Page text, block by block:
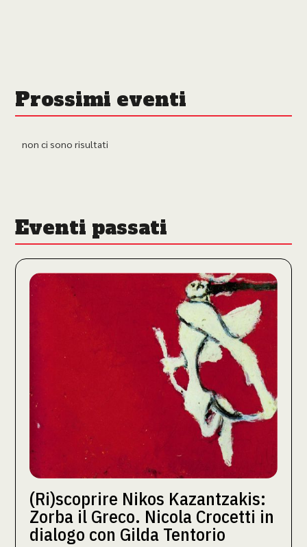
Prossimi eventi
non ci sono risultati
Eventi passati
(Ri)scoprire Nikos Kazantzakis:
Zorba il Greco. Nicola Crocetti in
dialogo con Gilda Tentorio